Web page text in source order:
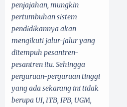
penjajahan, mungkin
pertumbuhan sistem
pendidikannya akan
mengikuti jalur-jalur yang
ditempuh pesantren-
pesantren itu. Sehingga
perguruan-perguruan tinggi
yang ada sekarang ini tidak
berupa UI, ITB, IPB, UGM,